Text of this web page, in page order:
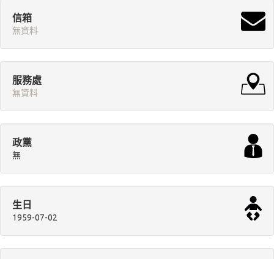
信箱
無資料
服務處
無資料
政黨
無
生日
1959-07-02